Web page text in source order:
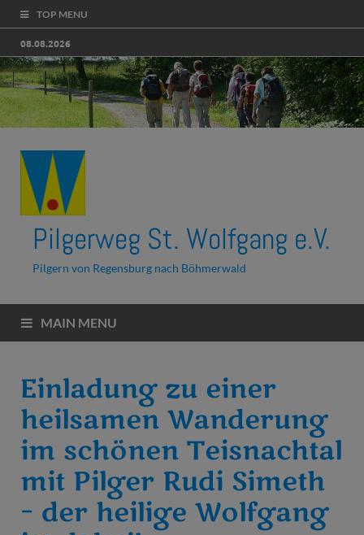
TOP MENU
08.08.2026
Pilgerweg St. Wolfgang e.V.
Pilgern von Regensburg nach Böhmerwald
MAIN MENU
Einladung zu einer
heilsamen Wanderung
im schönen Teisnachtal
mit Pilger Rudi Simeth
– der heilige Wolfgang